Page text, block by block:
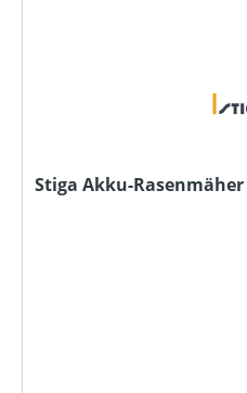
Stiga Akku-Rasenmäher